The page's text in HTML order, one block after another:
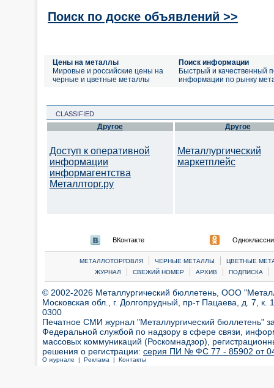
Поиск по доске объявлений >>
Цены на металлы
Мировые и российские цены на
черные и цветные металлы
Поиск информации
Быстрый и качественный
информации по рынку
CLASSIFIED
Другое
Доступ к оперативной
информации
информагентства
Металлторг.ру
Другое
Металлургический
маркетплейс
ВКонтакте
МЕТАЛЛОТОРГОВЛЯ | ЧЕРНЫЕ МЕТАЛЛЫ |
ЦВЕТНЫЕ
ЖУРНАЛ
| СВЕЖИЙ НОМЕР | АРХИВ | ПОДПИСКА |
© 2002-2026 Металлургический бюллетень, ООО
Московская обл., г. Долгопрудный, пр-т Пацаева, д. 7,
0300
Печатное СМИ журнал "Металлургический бюллетень"
Федеральной службой по надзору в сфере связи,
массовых коммуникаций (Роскомнадзор),
решения о регистрации: серия ПИ № ФС 77 - 85902 от 04
О журнале | Реклама | Контакты